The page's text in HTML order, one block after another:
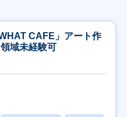
CAFE」アート作
域未経験可